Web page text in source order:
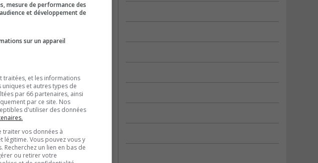
mesure de performance des
et développement de
sur un appareil
traitées, et les informations
et autres types de
par 66 partenaires, ainsi
par ce site. Nos
d'utiliser des données
traiter vos données à
légitime. Vous pouvez vous y
un lien en bas de
ou retirer votre